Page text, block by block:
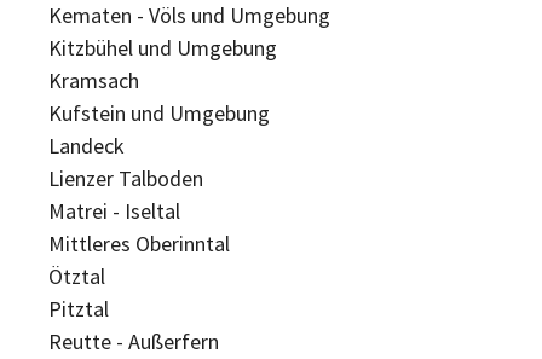
Kematen - Völs und Umgebung
Kitzbühel und Umgebung
Kramsach
Kufstein und Umgebung
Landeck
Lienzer Talboden
Matrei - Iseltal
Mittleres Oberinntal
Ötztal
Pitztal
Reutte - Außerfern